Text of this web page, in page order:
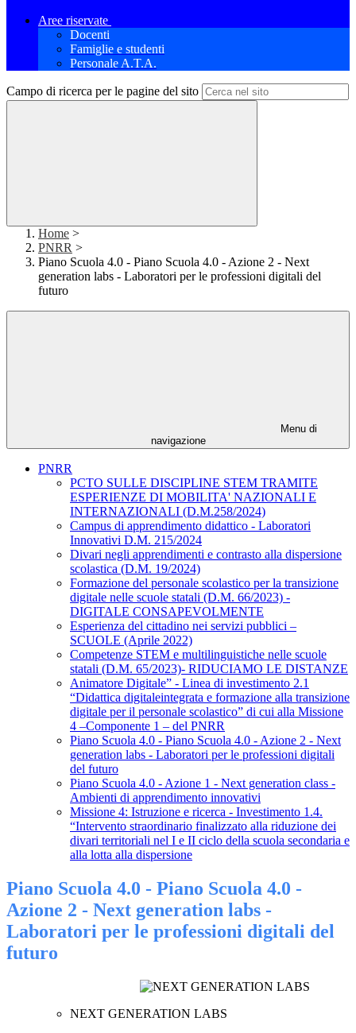
Aree riservate
Docenti
Famiglie e studenti
Personale A.T.A.
Campo di ricerca per le pagine del sito
Home >
PNRR >
Piano Scuola 4.0 - Piano Scuola 4.0 - Azione 2 - Next
generation labs - Laboratori per le professioni digitali del
futuro
Menu di
navigazione
PNRR
PCTO SULLE DISCIPLINE STEM TRAMITE
ESPERIENZE DI MOBILITA' NAZIONALI E
INTERNAZIONALI (D.M.258/2024)
Campus di apprendimento didattico - Laboratori
Innovativi D.M. 215/2024
Divari negli apprendimenti e contrasto alla dispersione
scolastica (D.M. 19/2024)
Formazione del personale scolastico per la transizione
digitale nelle scuole statali (D.M. 66/2023) -
DIGITALE CONSAPEVOLMENTE
Esperienza del cittadino nei servizi pubblici –
SCUOLE (Aprile 2022)
Competenze STEM e multilinguistiche nelle scuole
statali (D.M. 65/2023)- RIDUCIAMO LE DISTANZE
Animatore Digitale” - Linea di investimento 2.1
“Didattica digitaleintegrata e formazione alla transizione
digitale per il personale scolastico” di cui alla Missione
4 –Componente 1 – del PNRR
Piano Scuola 4.0 - Piano Scuola 4.0 - Azione 2 - Next
generation labs - Laboratori per le professioni digitali
del futuro
Piano Scuola 4.0 - Azione 1 - Next generation class -
Ambienti di apprendimento innovativi
Missione 4: Istruzione e ricerca - Investimento 1.4.
“Intervento straordinario finalizzato alla riduzione dei
divari territoriali nel I e II ciclo della scuola secondaria e
alla lotta alla dispersione
Piano Scuola 4.0 - Piano Scuola 4.0 -
Azione 2 - Next generation labs -
Laboratori per le professioni digitali del
futuro
NEXT GENERATION LABS